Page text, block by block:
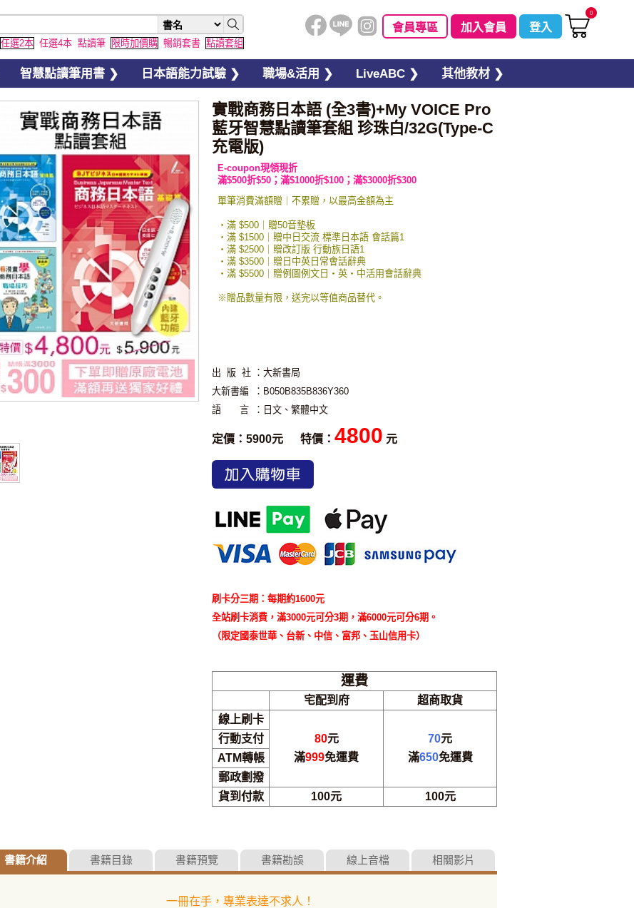
任選2本 任選4本 點讀筆 限時加價購 暢銷套書 點讀套組
會員專區 加入會員 登入
0
智慧點讀筆用書 ❯ 日本語能力試驗 ❯ 職場&活用 ❯ LiveABC ❯ 其他教材 ❯
實戰商務日本語 (全3書)+My VOICE Pro
藍牙智慧點讀筆套組 珍珠白/32G(Type-C
充電版)
E-coupon現領現折
滿$500折$50；滿$1000折$100；滿$3000折$300
單筆消費滿額贈｜不累贈，以最高金額為主
・滿 $500｜贈50音墊板
・滿 $1500｜贈中日交流 標準日本語 會話篇1
・滿 $2500｜贈改訂版 行動族日語1
・滿 $3500｜贈日中英日常會話辭典
・滿 $5500｜贈例圖例文日・英・中活用會話辭典
※贈品數量有限，送完以等值商品替代。
出 版 社 ：大新書局
大新書編
：B050B835B836Y360
語 言
：日文、繁體中文
定價：5900元 特價： 4800 元
刷卡分三期：每期約1600元
全站刷卡消費，滿3000元可分3期，滿6000元可分6期。
（限定國泰世華、台新、中信、富邦、玉山信用卡）
運費
宅配到府
超商取貨
線上刷卡
80元
滿999免運費
70元
滿650免運費
行動支付
ATM轉帳
郵政劃撥
貨到付款
100元 100元
書籍介紹 書籍目錄 書籍預覽 書籍勘誤 線上音檔 相關影片
一冊在手，專業表達不求人！